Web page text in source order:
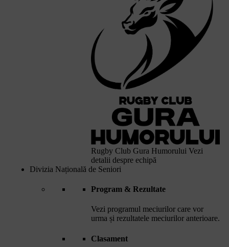
Rugby Club Gura Humorului Vezi
detalii despre echipă
Divizia Națională de Seniori
Program & Rezultate
Vezi programul meciurilor care vor
urma și rezultatele meciurilor anterioare.
Clasament